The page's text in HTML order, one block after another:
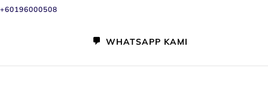
+60196000508
WHATSAPP KAMI